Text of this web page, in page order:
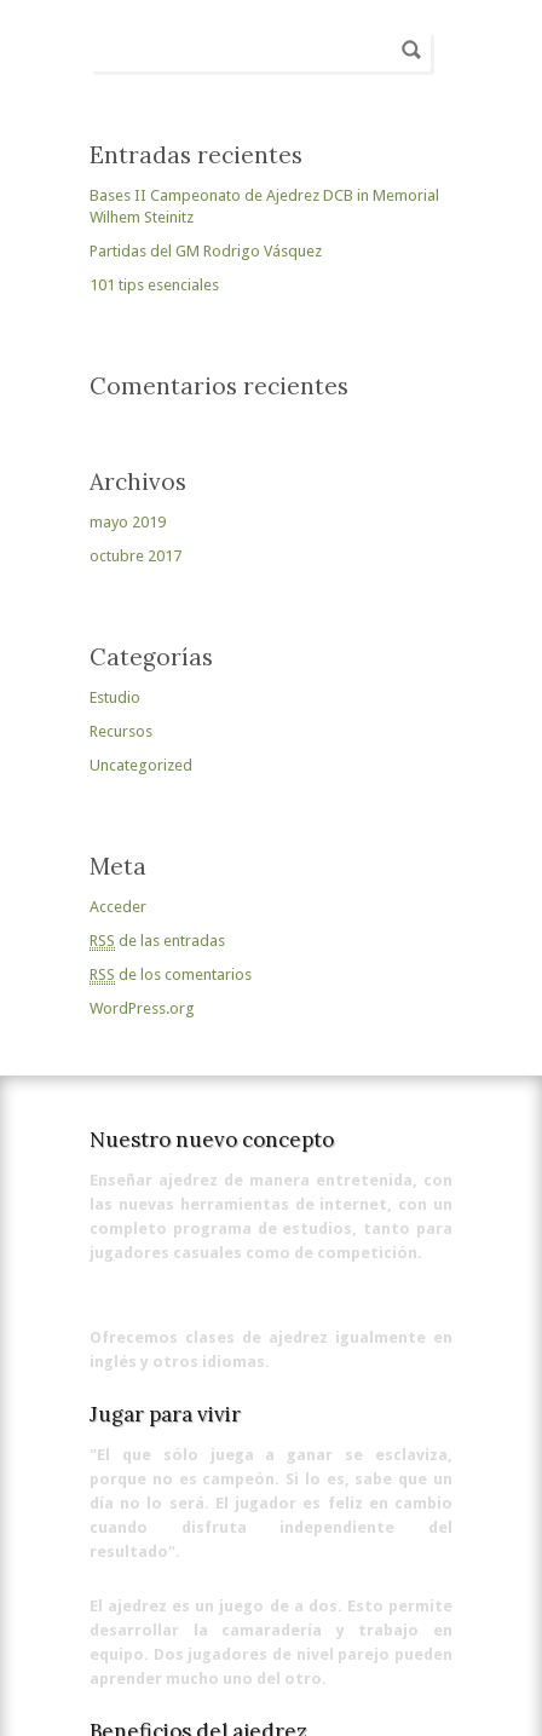
Entradas recientes
Bases II Campeonato de Ajedrez DCB in Memorial
Wilhem Steinitz
Partidas del GM Rodrigo Vásquez
101 tips esenciales
Comentarios recientes
Archivos
mayo 2019
octubre 2017
Categorías
Estudio
Recursos
Uncategorized
Meta
Acceder
RSS de las entradas
RSS de los comentarios
WordPress.org
Nuestro nuevo concepto
Enseñar ajedrez de manera entretenida, con
las nuevas herramientas de internet, con un
completo programa de estudios, tanto para
jugadores casuales como de competición.
Ofrecemos clases de ajedrez igualmente en
inglés y otros idiomas.
Jugar para vivir
"El que sólo juega a ganar se esclaviza,
porque no es campeón. Si lo es, sabe que un
día no lo será. El jugador es feliz en cambio
cuando disfruta independiente del
resultado".
El ajedrez es un juego de a dos. Esto permite
desarrollar la camaradería y trabajo en
equipo. Dos jugadores de nivel parejo pueden
aprender mucho uno del otro.